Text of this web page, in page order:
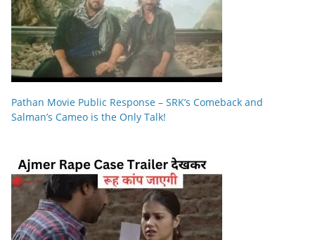
Pathan Movie Public Response – SRK’s Comeback and
Salman’s Cameo is the Only Talk!